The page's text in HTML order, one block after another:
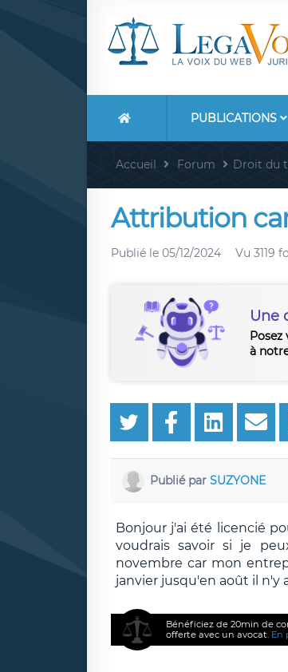
PUBLICATIONS
Accueil Forum Droit du
Attribution
Publié le 05/12/2024 Vu 3119
Une
à
Publié par SUZYONE
Bonjour j'ai été licencié
voudrais savoir si je
novembre car mon
janvier jusqu'en août il n'y
Bénéficiez de 20min de
offerte avec un avocat. En